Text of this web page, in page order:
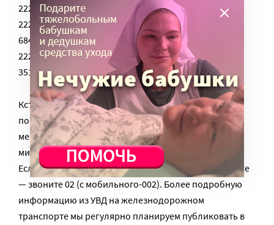
222-78-10 — Таганская
222-75-78 — Арбатско-Покровская
684-99-49 — Калужско-Рижская
222-11-83 — Серпуховско-Тимирязевская
351-80-91 — Марьинско-Чкаловская
Кстати, Вы заметили, что в последнее время
попрошаек в метро практически стало намного
меньше. Значит, наши общие усилия — общества и
милиции ненапрасны!
Если Вы видете попрошайку с ребенком в электричке
— звоните 02 (с мобильного-002). Более подробную
информацию из УВД на железнодорожном
транспорте мы регулярно планируем публиковать в